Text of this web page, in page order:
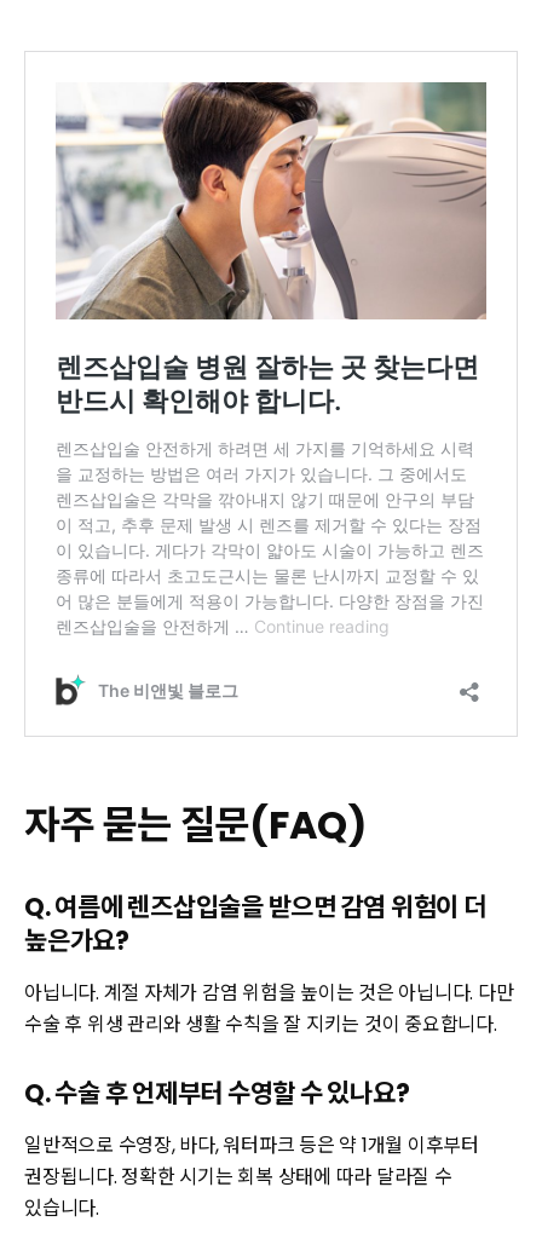
자주 묻는 질문(FAQ)
Q. 여름에 렌즈삽입술을 받으면 감염 위험이 더
높은가요?
아닙니다. 계절 자체가 감염 위험을 높이는 것은 아닙니다. 다만
수술 후 위생 관리와 생활 수칙을 잘 지키는 것이 중요합니다.
Q. 수술 후 언제부터 수영할 수 있나요?
일반적으로 수영장, 바다, 워터파크 등은 약 1개월 이후부터
권장됩니다. 정확한 시기는 회복 상태에 따라 달라질 수
있습니다.